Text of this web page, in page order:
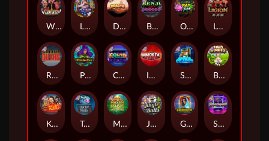
Outsourced: Payday
Kiss My Chainsaw Tractor Beam
Space Donkey
Land of the Free
Starstruck
Benji Killed in Vegas
Poison Eve
Golden Genie And The Walking Wilds
Dragon Tribe
Immortal Fruits
Coins of Fortune
Mayan Magic Wildfire
Legion X
Bonus Bunnies
Whacked
Jingle Balls
Remember Gulag